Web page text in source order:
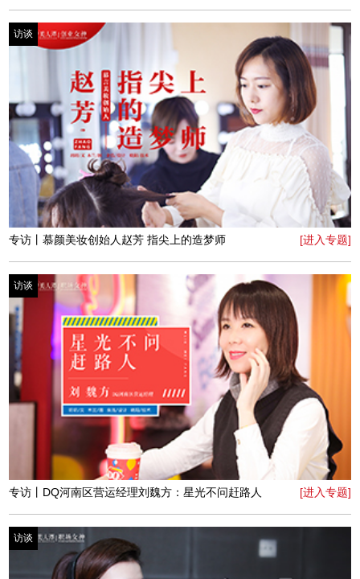
[进入专题]
专访丨河南大中原国际汽车城有限公司董事长马嘉璐：变
与不变！
访谈
[进入专题]
专访丨涵·艺术珠宝创始人牛毅涵——纯粹主义的魅力
访谈